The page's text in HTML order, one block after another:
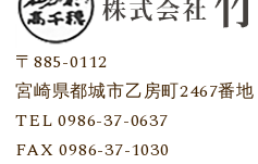
〒885-0112
宮崎県都城市乙房町2467番地
TEL 0986-37-0637
FAX 0986-37-1030